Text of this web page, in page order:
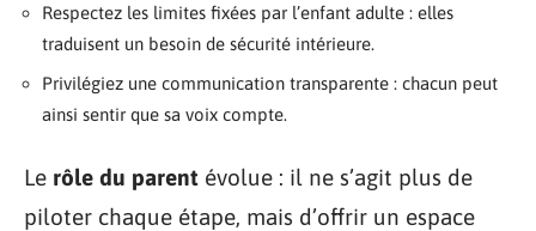
Respectez les limites fixées par l’enfant adulte : elles
traduisent un besoin de sécurité intérieure.
Privilégiez une communication transparente : chacun peut
ainsi sentir que sa voix compte.
Le rôle du parent évolue : il ne s’agit plus de
piloter chaque étape, mais d’offrir un espace